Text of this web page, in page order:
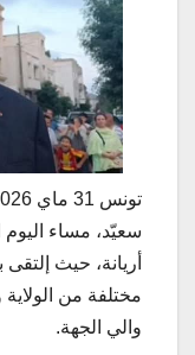
سعيّد، مساء اليوم
أريانة، حيث
مختلفة من
والي الجهة.